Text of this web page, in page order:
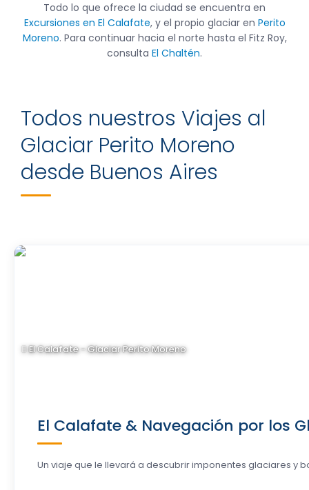
Todo lo que ofrece la ciudad se encuentra en
Excursiones en El Calafate, y el propio glaciar en Perito
Moreno. Para continuar hacia el norte hasta el Fitz Roy,
consulta El Chaltén.
Todos nuestros Viajes al
Glaciar Perito Moreno
desde Buenos Aires
El Calafate - Glaciar Perito Moreno
El Calafate & Navegación por los
Un viaje que le llevará a descubrir imponentes glaciares y